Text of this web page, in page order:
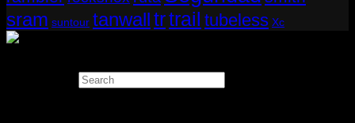
sram suntour tanwalltrtrail tubeless Xc